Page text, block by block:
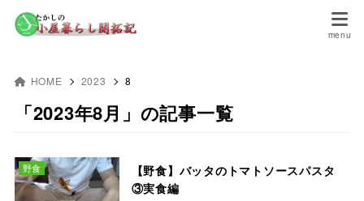
HOME 2023 8
「2023年8月」の記事一覧
【野食】バッタのトマトソースパスタ
③実食編
野食